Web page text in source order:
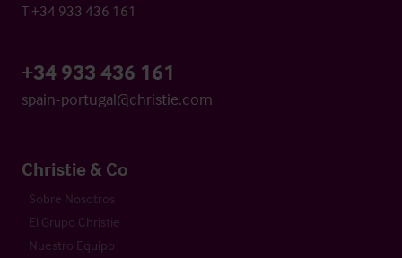
T +34 933 436 161
+34 933 436 161
spain-portugal@christie.com
Christie & Co
Sobre Nosotros
El Grupo Christie
Nuestro Equipo